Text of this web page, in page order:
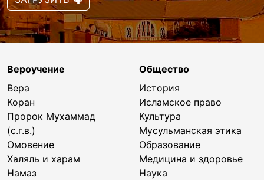
Вероучение
Вера
Коран
Пророк Мухаммад
(с.г.в.)
Омовение
Халяль и харам
Намаз
Общество
История
Исламское право
Культура
Мусульманская этика
Образование
Медицина и здоровье
Наука